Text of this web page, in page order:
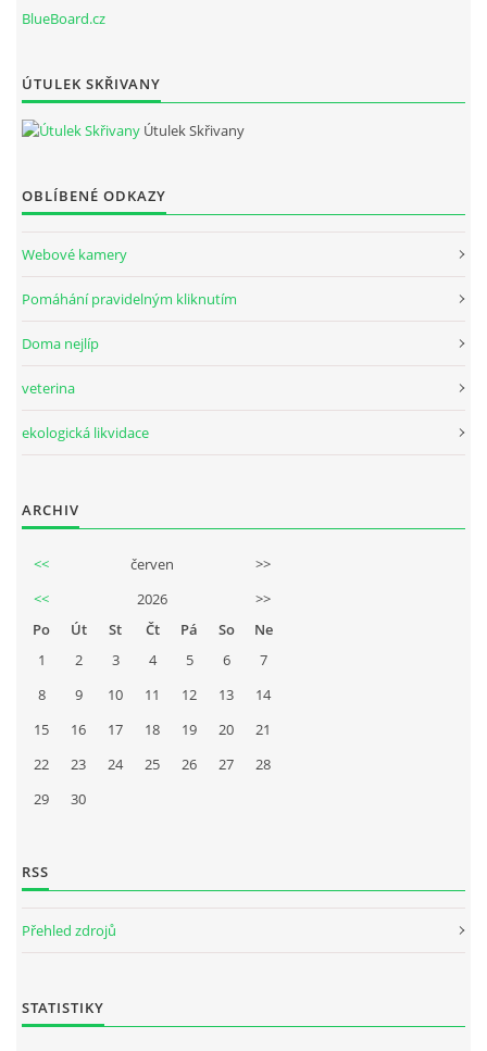
BlueBoard.cz
ÚTULEK SKŘIVANY
Útulek Skřivany
OBLÍBENÉ ODKAZY
Webové kamery
Pomáhání pravidelným kliknutím
Doma nejlíp
veterina
ekologická likvidace
ARCHIV
<< červen
>>
<<
2026
>>
Po
Út St Čt Pá So
Ne
1
2 3 4 5 6
7
8
9 10 11 12 13
14
15
16 17 18 19 20
21
22
23 24 25 26 27
28
29
30
RSS
Přehled zdrojů
STATISTIKY